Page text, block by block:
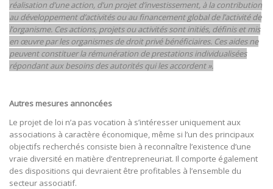
réalisation d’une action, d’un projet d’investissement, à la contribution
au développement d’activités ou au financement global de l’activité de
l’organisme. Ces actions, projets ou activités sont initiés, définis et mis
en œuvre par les organismes de droit privé bénéficiaires. Ces aides ne
peuvent constituer la rémunération de prestations individualisées
répondant aux besoins des autorités qui les accordent ».
Autres mesures annoncées
Le projet de loi n’a pas vocation à s’intéresser uniquement aux
associations à caractère économique, même si l’un des principaux
objectifs recherchés consiste bien à reconnaître l’existence d’une
vraie diversité en matière d’entrepreneuriat. Il comporte également
des dispositions qui devraient être profitables à l’ensemble du
secteur associatif.